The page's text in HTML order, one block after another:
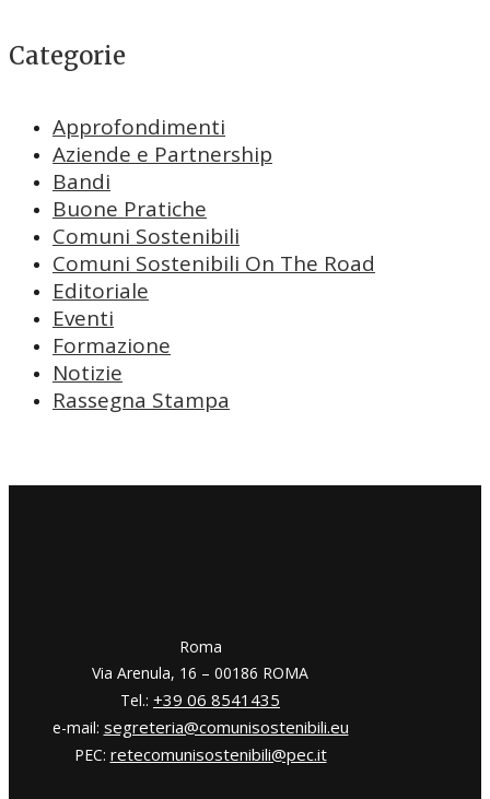
Categorie
Approfondimenti
Aziende e Partnership
Bandi
Buone Pratiche
Comuni Sostenibili
Comuni Sostenibili On The Road
Editoriale
Eventi
Formazione
Notizie
Rassegna Stampa
​​Roma
Via Arenula, 16 – 00186 ROMA
Tel.: +39 06 8541435
e-mail: segreteria@comunisostenibili.eu
PEC: retecomunisostenibili@pec.it